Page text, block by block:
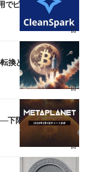
ビットコイン1万枚
換とオプション市場
下限維持し抵抗帯上